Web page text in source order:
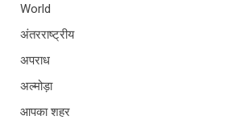
World
अंतरराष्ट्रीय
अपराध
अल्मोड़ा
आपका शहर